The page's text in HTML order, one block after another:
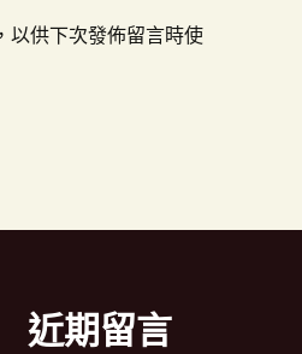
以供下次發佈留言時使
近期留言